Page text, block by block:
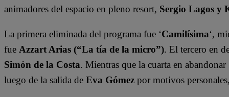
animadores del espacio en pleno resort, Sergio Lagos y
La primera eliminada del programa fue ‘Camilísima‘,
fue Azzart Arias (“La tía de la micro”). El tercero en
Simón de la Costa. Mientras que la cuarta en abandonar
luego de la salida de Eva Gómez por motivos